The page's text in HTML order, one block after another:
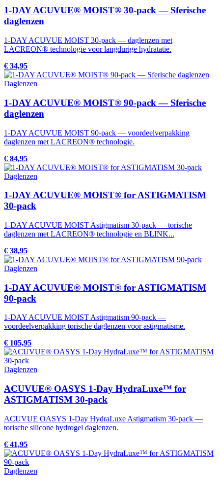
1-DAY ACUVUE® MOIST® 30-pack — Sferische
daglenzen
1-DAY ACUVUE MOIST 30-pack — daglenzen met
LACREON® technologie voor langdurige hydratatie.
€ 34,95
Daglenzen
1-DAY ACUVUE® MOIST® 90-pack — Sferische
daglenzen
1-DAY ACUVUE MOIST 90-pack — voordeelverpakking
daglenzen met LACREON® technologie.
€ 84,95
Daglenzen
1-DAY ACUVUE® MOIST® for ASTIGMATISM
30-pack
1-DAY ACUVUE MOIST Astigmatism 30-pack — torische
daglenzen met LACREON® technologie en BLINK...
€ 38,95
Daglenzen
1-DAY ACUVUE® MOIST® for ASTIGMATISM
90-pack
1-DAY ACUVUE MOIST Astigmatism 90-pack —
voordeelverpakking torische daglenzen voor astigmatisme.
€ 105,95
Daglenzen
ACUVUE® OASYS 1-Day HydraLuxe™ for
ASTIGMATISM 30-pack
ACUVUE OASYS 1-Day HydraLuxe Astigmatism 30-pack —
torische silicone hydrogel daglenzen.
€ 41,95
Daglenzen